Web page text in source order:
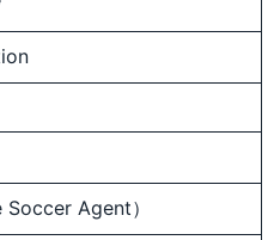
Agent）